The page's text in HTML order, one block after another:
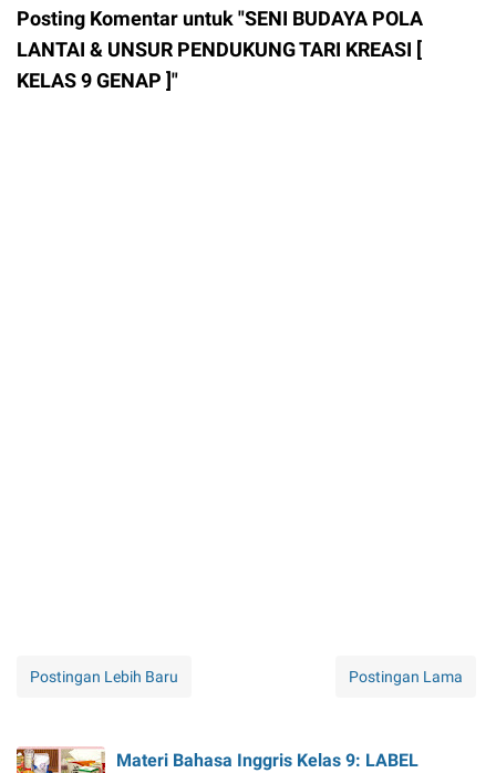
Posting Komentar untuk "SENI BUDAYA POLA
LANTAI & UNSUR PENDUKUNG TARI KREASI [
KELAS 9 GENAP ]"
Postingan Lebih Baru Postingan Lama
Materi Bahasa Inggris Kelas 9: LABEL